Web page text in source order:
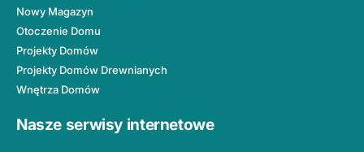
Nowy Magazyn
Otoczenie Domu
Projekty Domów
Projekty Domów Drewnianych
Wnętrza Domów
Nasze serwisy internetowe